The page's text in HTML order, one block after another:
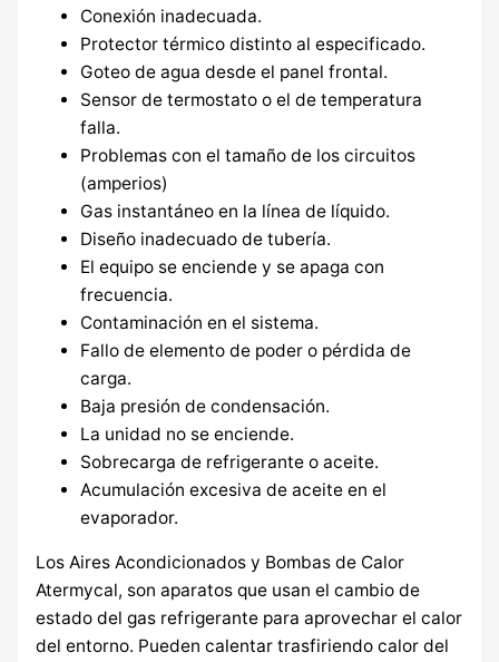
Conexión inadecuada.
Protector térmico distinto al especificado.
Goteo de agua desde el panel frontal.
Sensor de termostato o el de temperatura
falla.
Problemas con el tamaño de los circuitos
(amperios)
Gas instantáneo en la línea de líquido.
Diseño inadecuado de tubería.
El equipo se enciende y se apaga con
frecuencia.
Contaminación en el sistema.
Fallo de elemento de poder o pérdida de
carga.
Baja presión de condensación.
La unidad no se enciende.
Sobrecarga de refrigerante o aceite.
Acumulación excesiva de aceite en el
evaporador.
Los Aires Acondicionados y Bombas de Calor
Atermycal, son aparatos que usan el cambio de
estado del gas refrigerante para aprovechar el calor
del entorno. Pueden calentar trasfiriendo calor del